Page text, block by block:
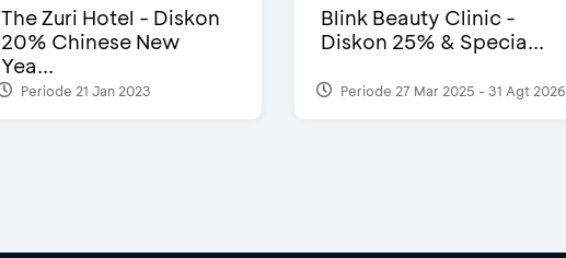
The Zuri Hotel - Diskon
20% Chinese New
Yea...
Periode 21 Jan 2023
Blink Beauty Clinic -
Diskon 25% & Specia...
Periode 27 Mar 2025 - 31 Agt 2026